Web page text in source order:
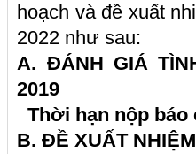
hoạch và đề xuất
2022 như sau:
A. ĐÁNH GIÁ
2019
Thời hạn nộp báo
B. ĐỀ XUẤT